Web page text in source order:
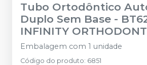
Tubo Ortodôntico
Duplo Sem Base -
INFINITY
Embalagem com 1 unidade
Código do produto: 6851